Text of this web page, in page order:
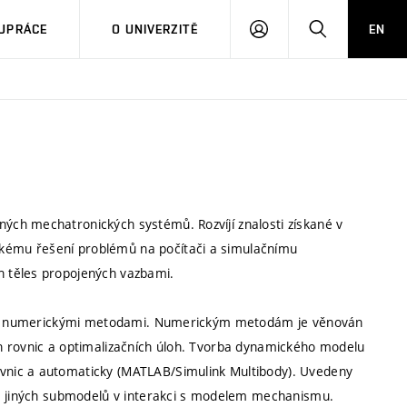
O UNIVERZITĚ
PŘIHLÁSIT HLEDATEN
mechatronických systémů. Rozvíjí znalosti získané v
řešení problémů na počítači a simulačnímu
těles propojených vazbami.
metodami. Numerickým metodám je věnován
a optimalizačních úloh. Tvorba dynamického modelu
a automaticky (MATLAB/Simulink Multibody). Uvedeny
submodelů v interakci s modelem mechanismu.